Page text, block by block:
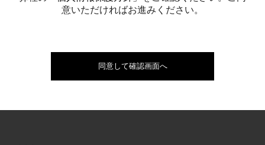
意いただければお進みください。